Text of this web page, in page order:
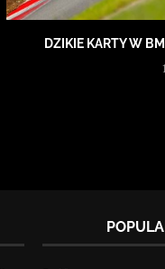
DZIKIE KARTY W